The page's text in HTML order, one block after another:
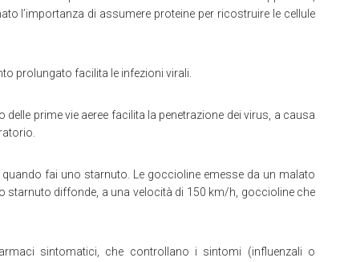
l’importanza di assumere proteine per ricostruire le cellule
prolungato facilita le infezioni virali.
prime vie aeree facilita la penetrazione dei virus, a causa
fai uno starnuto. Le goccioline emesse da un malato
diffonde, a una velocità di 150 km/h, goccioline che
sintomatici, che controllano i sintomi (influenzali o